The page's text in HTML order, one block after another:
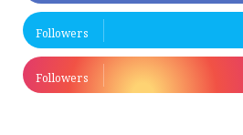
Followers
Followers